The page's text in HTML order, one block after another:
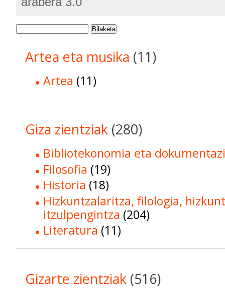
Bilaketa
Artea eta musika (11)
Artea (11)
Giza zientziak (280)
Bibliotekonomia eta
Filosofia (19)
Historia (18)
Hizkuntzalaritza, filologia,
itzulpengintza (204)
Literatura (11)
Gizarte zientziak (516)